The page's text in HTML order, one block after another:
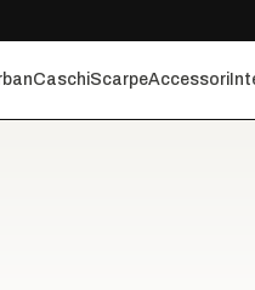
CaschiScarpeAccessori